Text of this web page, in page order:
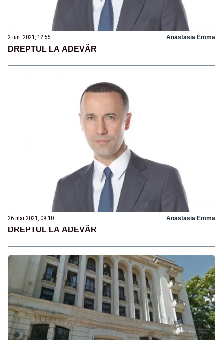
2 iun. 2021, 12:55 Anastasia Emma
DREPTUL LA ADEVĂR
26 mai 2021, 09:10 Anastasia Emma
DREPTUL LA ADEVĂR